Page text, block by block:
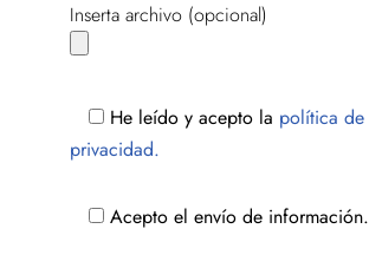
Inserta archivo (opcional)
He leído y acepto la política de
privacidad.
Acepto el envío de información.